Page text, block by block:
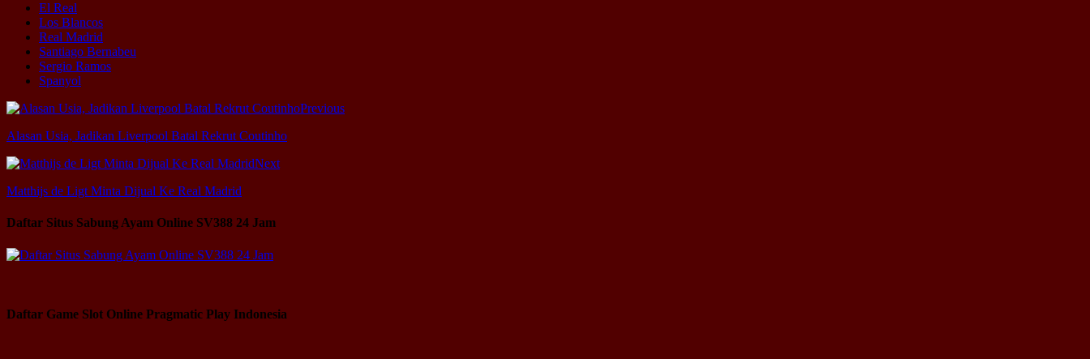
El Real
Los Blancos
Real Madrid
Santiago Bernabeu
Sergio Ramos
Spanyol
Previous
Alasan Usia, Jadikan Liverpool Batal Rekrut Coutinho
Next
Matthijs de Ligt Minta Dijual Ke Real Madrid
Daftar Situs Sabung Ayam Online SV388 24 Jam
Daftar Game Slot Online Pragmatic Play Indonesia